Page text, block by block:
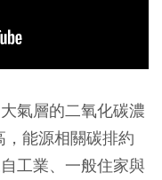
氣層的二氧化碳濃
能源相關碳排約
工業、一般住家與